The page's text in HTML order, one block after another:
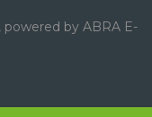
powered by ABRA E-